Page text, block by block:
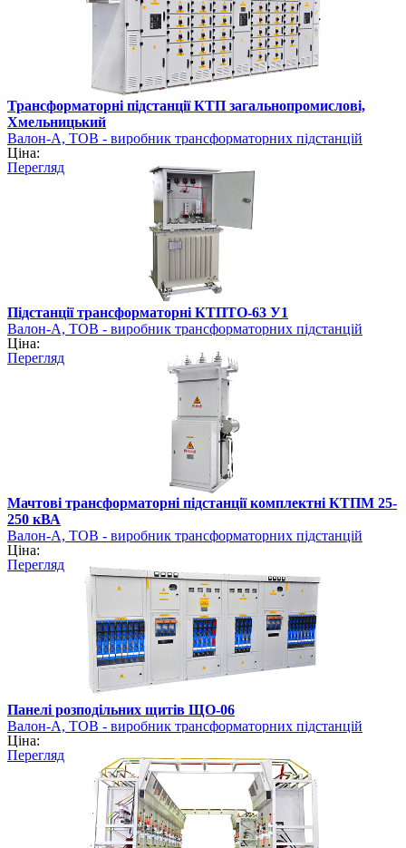
Трансформаторні підстанції КТП загальнопромислові,
Хмельницький
Валон-А, ТОВ - виробник трансформаторних підстанцій
Ціна:
Перегляд
Підстанції трансформаторні КТПТО-63 У1
Валон-А, ТОВ - виробник трансформаторних підстанцій
Ціна:
Перегляд
Мачтові трансформаторні підстанції комплектні КТПМ 25-
250 кВА
Валон-А, ТОВ - виробник трансформаторних підстанцій
Ціна:
Перегляд
Панелі розподільних щитів ЩО-06
Валон-А, ТОВ - виробник трансформаторних підстанцій
Ціна:
Перегляд